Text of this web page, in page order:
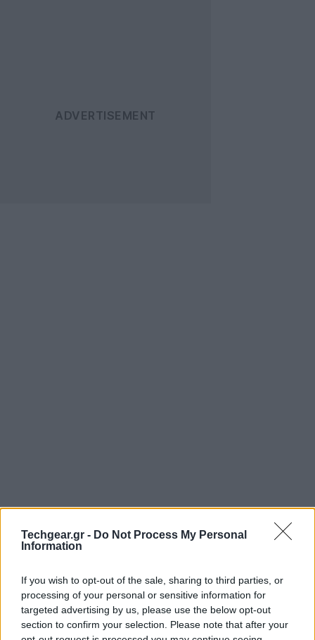
Techgear.gr - Do Not Process My Personal
Information
If you wish to opt-out of the sale, sharing to third parties, or
processing of your personal or sensitive information for
targeted advertising by us, please use the below opt-out
section to confirm your selection. Please note that after your
Ομάδα ερευνητών του Πανεπιστημίου Manitoba στον
από νανοσωματίδια αργύρου, τα προφυλακτικά
μπορούν να εξασφαλίσουν 100% προστασία ενάντια
στον ιό HIV και τα λοιπά αφροδίσια νοσήματα.